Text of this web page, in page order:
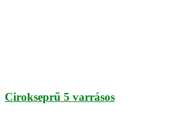
Cirokseprű 5 varrásos